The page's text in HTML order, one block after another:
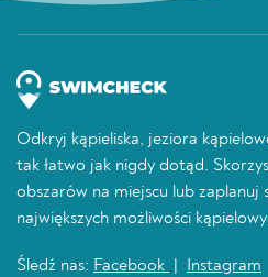
Odkryj kąpieliska, jeziora
tak łatwo jak nigdy dotąd.
obszarów na miejscu lub zaplanuj
największych możliwości
Śledź nas: Facebook Instagram